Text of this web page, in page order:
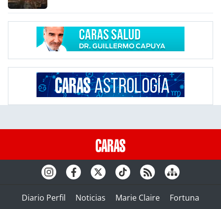
Diario Perfil Noticias Marie Claire
Fortuna